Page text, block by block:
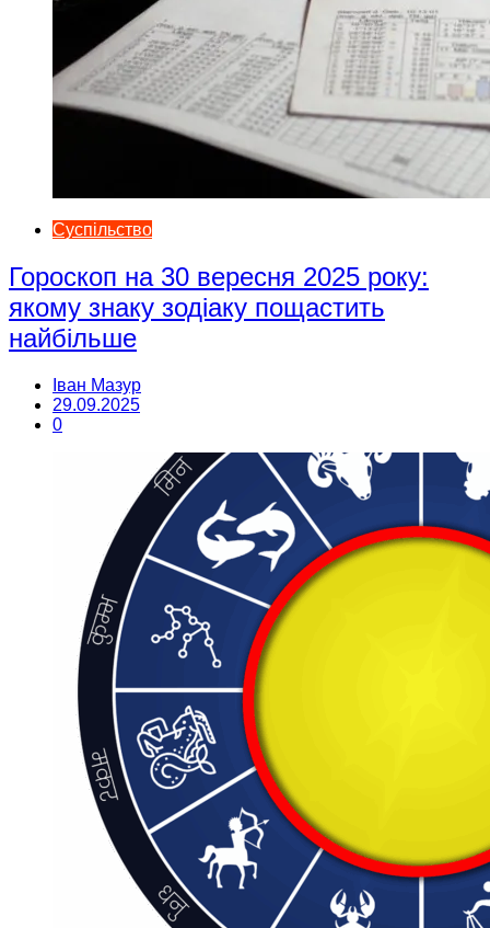
Суспільство
Гороскоп на 30 вересня 2025 року:
якому знаку зодіаку пощастить
найбільше
Іван Мазур
29.09.2025
0